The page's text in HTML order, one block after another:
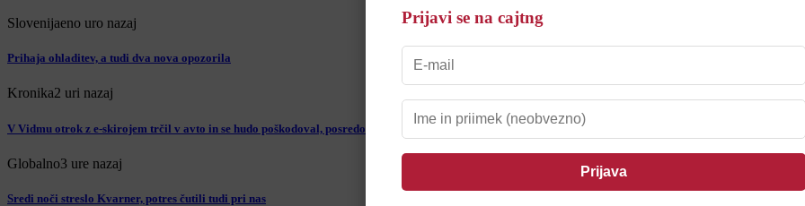
Slovenijaeno uro nazaj
Prihaja ohladitev, a tudi dva nova opozorila
Kronika2 uri nazaj
V Vidmu otrok z e-skirojem trčil v avto in se hudo poškodoval, posredoval helikopter
Globalno3 ure nazaj
Sredi noči streslo Kvarner, potres čutili tudi pri nas
Prijavi se na cajtng